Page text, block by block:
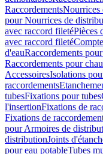
RaccordementsNourrices
pour Nourrices de
avec raccord filetéPièces
avec raccord fileté
d'eauRaccordements
Raccordements pour
AccessoiresIsolations
raccordements
tubesFixations pour tubes
l'insertionFixations de
Fixations de
pour Armoires de
distributionJoints
pour eau potableTubes